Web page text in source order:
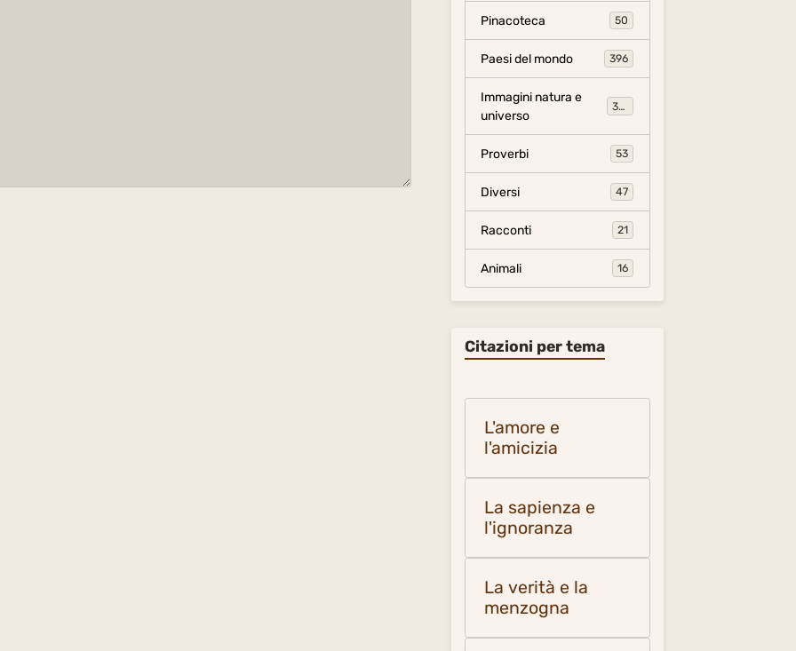
Pinacoteca 50
Paesi del mondo 396
Immagini natura e
universo
306
Proverbi 53
Diversi 47
Racconti 21
Animali 16
Citazioni per tema
L'amore e
l'amicizia
La sapienza e
l'ignoranza
La verità e la
menzogna